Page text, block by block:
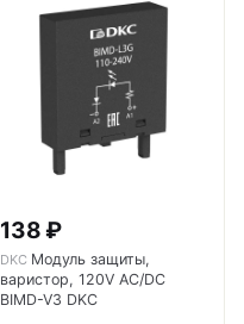
138 ₽
DKC Модуль защиты,
варистор, 120V AC/DC
BIMD-V3 DKC